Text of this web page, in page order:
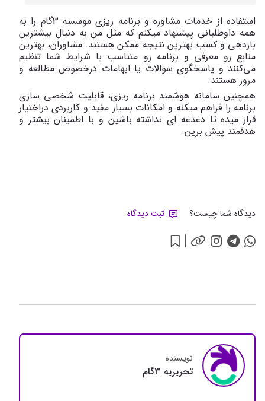
استفاده از خدمات مشاوره و برنامه ریزی موسسه 3گام را به
همه داوطلبانی پیشنهاد میکنم که مثل من به دنبال بیشترین
بازدهی و کسب بهترین نتیجه ممکن هستند. مشاوران، بهترین
منابع رو معرفی و برنامه رو متناسب با شرایط شما تنظیم
می‌کنند و پاسخگوی سوالات یا ابهامات درخصوص مطالعه و
مرور هستند.
همچنین سامانه هوشمند برنامه ریزی، قابلیت شخصی سازی
برنامه را فراهم میکنه و امکانات بسیار مفید و کاربردی دراختیار
قرار میده تا دغدغه ای نداشته باشین و با اطمینان بیشتر و
هدفمند پیش برین.
دیدگاه شما چیست؟ ثبت دیدگاه
نویسنده
تحريريه 3گام